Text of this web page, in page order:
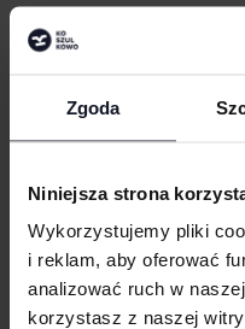
Zgoda
Niniejsza strona
Wykorzystujemy pliki
i reklam, aby oferować
analizować ruch w
korzystasz z naszej
Obszyte oczka wentylacyjne
Odrywana metka
DOSTAWA I PŁATNOŚĆ